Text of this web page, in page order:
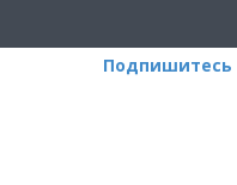
Подпишитесь